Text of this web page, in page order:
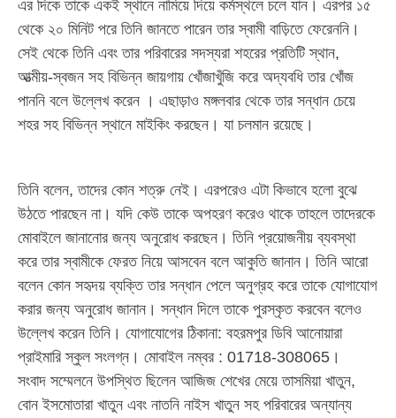
এর দিকে তাকে একই স্থানে নামিয়ে দিয়ে কর্মস্থলে চলে যান। এরপর ১৫
থেকে ২০ মিনিট পরে তিনি জানতে পারেন তার স্বামী বাড়িতে ফেরেননি।
সেই থেকে তিনি এবং তার পরিবারের সদস্যরা শহরের প্রতিটি স্থান,
আত্মীয়-স্বজন সহ বিভিন্ন জায়গায় খোঁজাখুঁজি করে অদ্যবধি তার খোঁজ
পাননি বলে উল্লেখ করেন । এছাড়াও মঙ্গলবার থেকে তার সন্ধান চেয়ে
শহর সহ বিভিন্ন স্থানে মাইকিং করছেন। যা চলমান রয়েছে।
তিনি বলেন, তাদের কোন শত্রু নেই। এরপরেও এটা কিভাবে হলো বুঝে
উঠতে পারছেন না। যদি কেউ তাকে অপহরণ করেও থাকে তাহলে তাদেরকে
মোবাইলে জানানোর জন্য অনুরোধ করছেন। তিনি প্রয়োজনীয় ব্যবস্থা
করে তার স্বামীকে ফেরত নিয়ে আসবেন বলে আকুতি জানান। তিনি আরো
বলেন কোন সহৃদয় ব্যক্তি তার সন্ধান পেলে অনুগ্রহ করে তাকে যোগাযোগ
করার জন্য অনুরোধ জানান। সন্ধান দিলে তাকে পুরস্কৃত করবেন বলেও
উল্লেখ করেন তিনি। যোগাযোগের ঠিকানা: বহরমপুর ডিবি আনোয়ারা
প্রাইমারি স্কুল সংলগ্ন। মোবাইল নম্বর : 01718-308065।
সংবাদ সম্মেলনে উপস্থিত ছিলেন আজিজ শেখের মেয়ে তাসমিয়া খাতুন,
বোন ইসমোতারা খাতুন এবং নাতনি নাইস খাতুন সহ পরিবারের অন্যান্য